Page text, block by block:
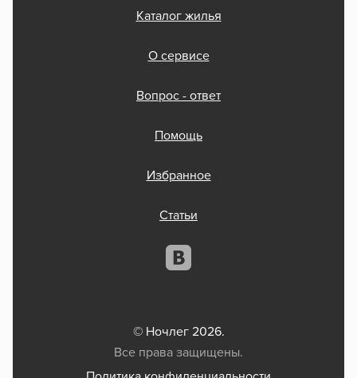
Каталог жилья
О сервисе
Вопрос - ответ
Помощь
Избранное
Статьи
© Ночлег 2026.
Все права защищены.